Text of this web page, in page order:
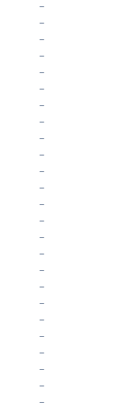
-
-
-
-
-
-
-
-
-
-
-
-
-
-
-
-
-
-
-
-
-
-
-
-
-